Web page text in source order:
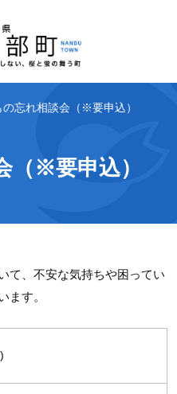
の忘れ相談会（※要申込）
（※要申込）
て、不安な気持ちや困ってい
ます。